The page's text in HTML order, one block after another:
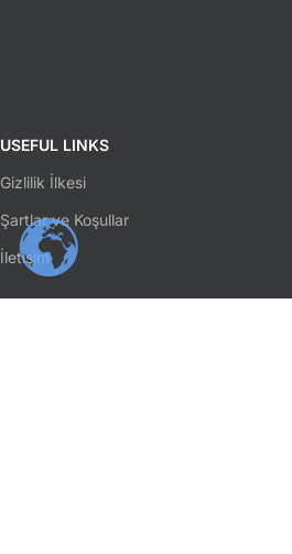
USEFUL LINKS
Gizlilik İlkesi
Şartlar ve Koşullar
İletişim